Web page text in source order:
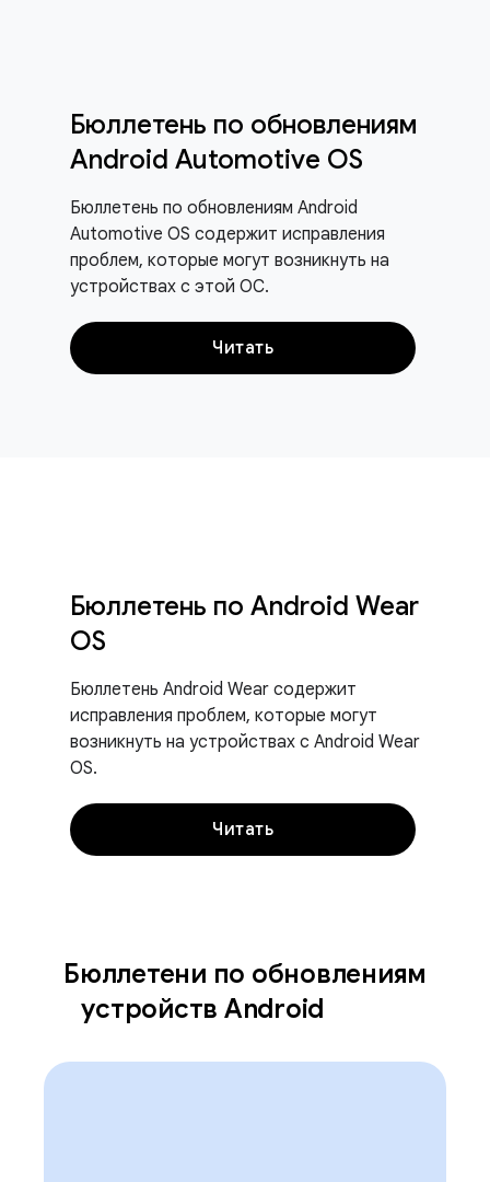
Бюллетень по обновлениям
Android Automotive OS
Бюллетень по обновлениям Android
Automotive OS содержит исправления
проблем, которые могут возникнуть на
устройствах с этой ОС.
Читать
Бюллетень по Android Wear
OS
Бюллетень Android Wear содержит
исправления проблем, которые могут
возникнуть на устройствах с Android Wear
OS.
Читать
Бюллетени по обновлениям
устройств Android